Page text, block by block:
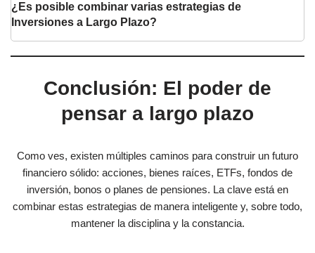
¿Es posible combinar varias estrategias de
Inversiones a Largo Plazo?
Conclusión: El poder de
pensar a largo plazo
Como ves, existen múltiples caminos para construir un futuro
financiero sólido: acciones, bienes raíces, ETFs, fondos de
inversión, bonos o planes de pensiones. La clave está en
combinar estas estrategias de manera inteligente y, sobre todo,
mantener la disciplina y la constancia.